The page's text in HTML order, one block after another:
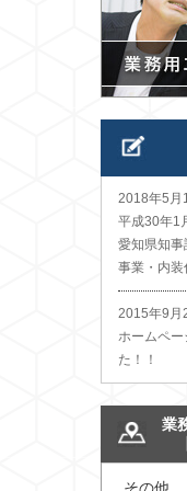
2018年5月
平成30年1
愛知県知
事業・内装
2015年9月
ホームペー
た！！
業